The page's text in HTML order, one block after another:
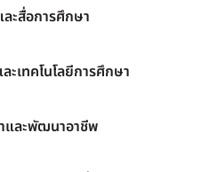
ะสื่อการศึกษา
เทคโนโลยีการศึกษา
ละพัฒนาอาชีพ